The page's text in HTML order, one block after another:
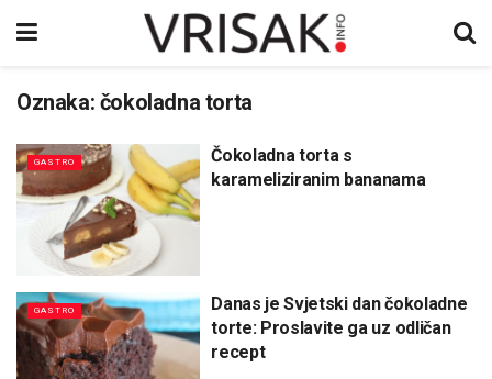
Oznaka: čokoladna torta
GASTRO
Čokoladna torta s
karameliziranim bananama
GASTRO
Danas je Svjetski dan čokoladne
torte: Proslavite ga uz odličan
recept